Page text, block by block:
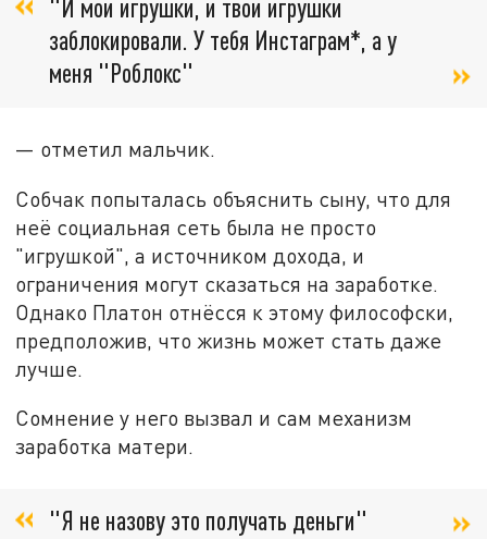
"И мои игрушки, и твои игрушки
заблокировали. У тебя Инстаграм*, а у
меня "Роблокс"
— отметил мальчик.
Собчак попыталась объяснить сыну, что для
неё социальная сеть была не просто
"игрушкой", а источником дохода, и
ограничения могут сказаться на заработке.
Однако Платон отнёсся к этому философски,
предположив, что жизнь может стать даже
лучше.
Сомнение у него вызвал и сам механизм
заработка матери.
"Я не назову это получать деньги"